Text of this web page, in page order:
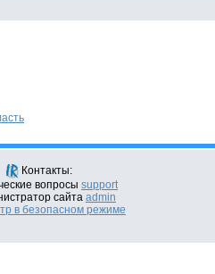
Контакты:
вопросы support
сайта admin
в безопасном режиме